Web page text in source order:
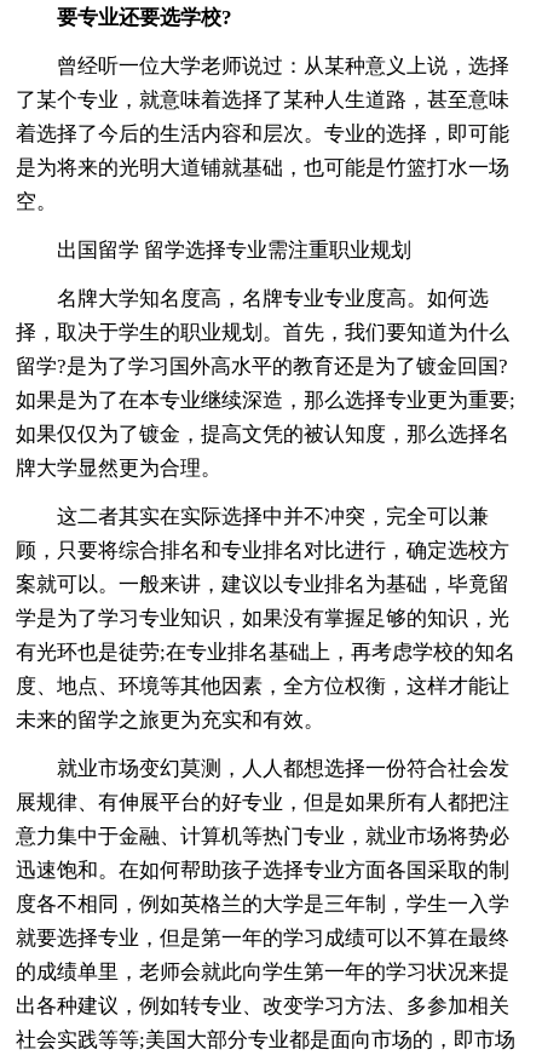
要专业还要选学校?
曾经听一位大学老师说过：从某种意义上说，选择
了某个专业，就意味着选择了某种人生道路，甚至意味
着选择了今后的生活内容和层次。专业的选择，即可能
是为将来的光明大道铺就基础，也可能是竹篮打水一场
空。
出国留学 留学选择专业需注重职业规划
名牌大学知名度高，名牌专业专业度高。如何选
择，取决于学生的职业规划。首先，我们要知道为什么
留学?是为了学习国外高水平的教育还是为了镀金回国?
如果是为了在本专业继续深造，那么选择专业更为重要;
如果仅仅为了镀金，提高文凭的被认知度，那么选择名
牌大学显然更为合理。
这二者其实在实际选择中并不冲突，完全可以兼
顾，只要将综合排名和专业排名对比进行，确定选校方
案就可以。一般来讲，建议以专业排名为基础，毕竟留
学是为了学习专业知识，如果没有掌握足够的知识，光
有光环也是徒劳;在专业排名基础上，再考虑学校的知名
度、地点、环境等其他因素，全方位权衡，这样才能让
未来的留学之旅更为充实和有效。
就业市场变幻莫测，人人都想选择一份符合社会发
展规律、有伸展平台的好专业，但是如果所有人都把注
意力集中于金融、计算机等热门专业，就业市场将势必
迅速饱和。在如何帮助孩子选择专业方面各国采取的制
度各不相同，例如英格兰的大学是三年制，学生一入学
就要选择专业，但是第一年的学习成绩可以不算在最终
的成绩单里，老师会就此向学生第一年的学习状况来提
出各种建议，例如转专业、改变学习方法、多参加相关
社会实践等等;美国大部分专业都是面向市场的，即市场